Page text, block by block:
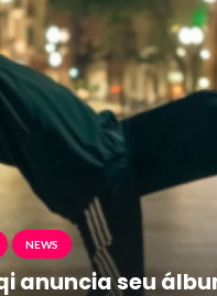
NEWS
anuncia seu